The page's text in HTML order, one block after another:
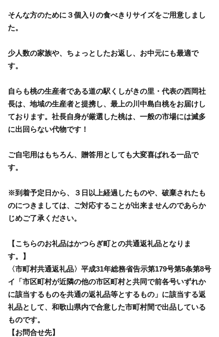
そんな方のために３個入りの食べきりサイズをご用意しまし
た。
少人数の家族や、ちょっとしたお返し、お中元にも最適で
す。
自らも桃の生産者である道の駅くしがきの里・代表の西岡社
長は、地域の生産者と提携し、最上の川中島白桃をお届けし
ております。社長自身が厳選した桃は、一般の市場には滅多
に出回らない代物です！
ご自宅用はもちろん、贈答用としても大変喜ばれる一品で
す。
※到着予定日から、３日以上経過したものや、破棄されたも
のにつきましては、ご対応することが出来ませんのであらか
じめご了承ください。
【こちらのお礼品はかつらぎ町との共通返礼品となりま
す。】
〈市町村共通返礼品〉平成31年総務省告示第179号第5条第8号
イ「市区町村が近隣の他の市区町村と共同で前各号いずれか
に該当するものを共通の返礼品等とするもの」に該当する返
礼品として、和歌山県内で合意した市町村間で出品している
ものです。
【お問合せ先】